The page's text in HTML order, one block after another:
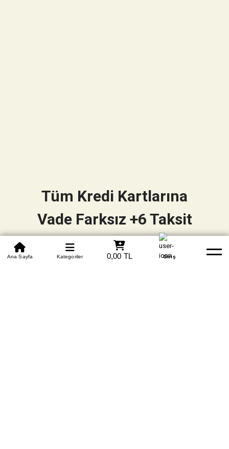
0850 305 09 70
Beden Tablosu Banka Hesapları Whatsapp Yardım
Ana Sayfa Kategoriler 0,00 TL Giriş
Tüm Kredi Kartlarına
Vade Farksız +6 Taksit